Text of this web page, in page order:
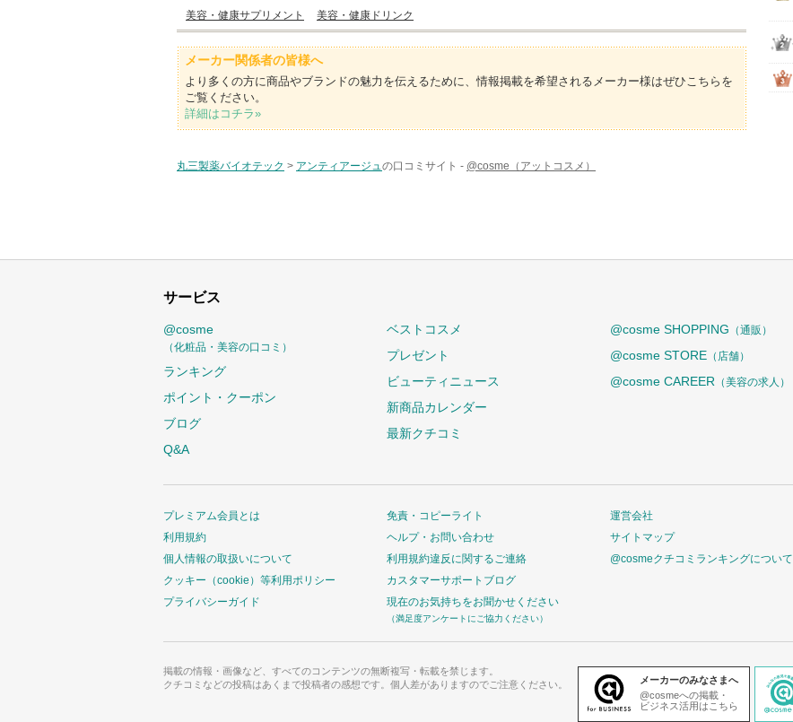
美容・健康サプリメント 美容・健康ドリンク
メーカー関係者の皆様へ
より多くの方に商品やブランドの魅力を伝えるために、情報掲載を希望されるメーカー様はぜひこちらを
ご覧ください。
詳細はコチラ»
丸三製薬バイオテック > アンティアージュの口コミサイト - @cosme（アットコスメ）
サービス
@cosme
（化粧品・美容の口コミ）
ランキング
ポイント・クーポン
ブログ
Q&A
ベストコスメ
プレゼント
ビューティニュース
新商品カレンダー
最新クチコミ
@cosme SHOPPING （通販）
@cosme STORE （店舗）
@cosme CAREER （美容の求人）
プレミアム会員とは
利用規約
個人情報の取扱いについて
クッキー（cookie）等利用ポリシー
プライバシーガイド
免責・コピーライト
ヘルプ・お問い合わせ
利用規約違反に関するご連絡
カスタマーサポートブログ
現在のお気持ちをお聞かせください
（満足度アンケートにご協力ください）
運営会社
サイトマップ
@cosmeクチコミランキングについて
掲載の情報・画像など、すべてのコンテンツの無断複写・転載を禁じます。
クチコミなどの投稿はあくまで投稿者の感想です。個人差がありますのでご注意ください。
メーカーのみなさまへ
@cosmeへの掲載・
ビジネス活用はこちら